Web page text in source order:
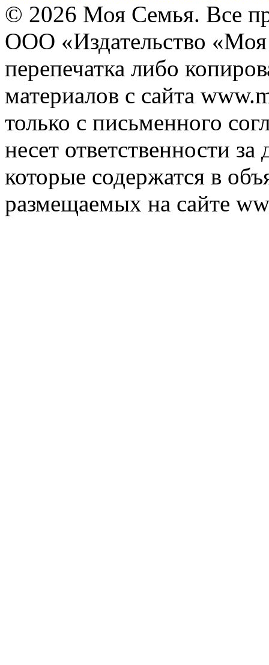
© 2026 Моя Семья. Все
ООО «Издательство
перепечатка либо
материалов с сайта
только с письменного
несет ответственности
которые содержатся в
размещаемых на сайте